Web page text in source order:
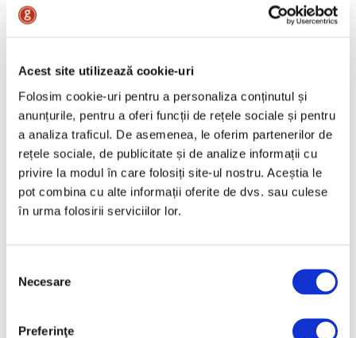
Acest site utilizează cookie-uri
Folosim cookie-uri pentru a personaliza conținutul și
anunțurile, pentru a oferi funcții de rețele sociale și pentru
a analiza traficul. De asemenea, le oferim partenerilor de
rețele sociale, de publicitate și de analize informații cu
privire la modul în care folosiți site-ul nostru. Aceștia le
pot combina cu alte informații oferite de dvs. sau culese
în urma folosirii serviciilor lor.
consimțământului
Necesare
Preferinţe